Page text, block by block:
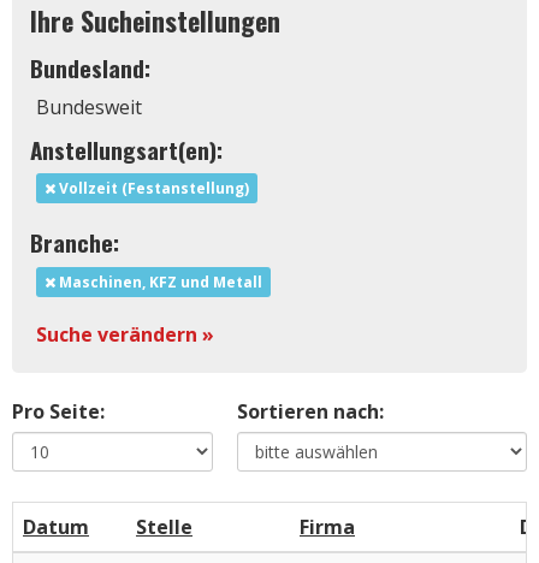
Ihre Sucheinstellungen
Bundesland:
Bundesweit
Anstellungsart(en):
Vollzeit (Festanstellung)
Branche:
Maschinen, KFZ und Metall
Suche verändern »
Pro Seite: Sortieren nach:
Datum Stelle Firma